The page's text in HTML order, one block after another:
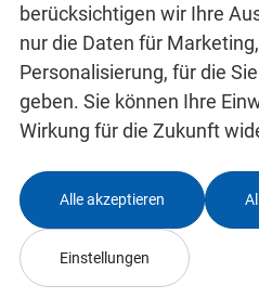
Wegfahrsperre
ISOFIX-System zur
Kindersitzen auf dem
äußeren Rücksitzen
Rückfahrkamera Rear
Klimaanlage Climatic
Reifendruckkontrolle
Abdeckung und
Lane Assist -
berücksichtigen wir Ihre
nur die Daten für
Personalisierung, für die
geben. Sie können Ihre
Wirkung für die Zukunft
Alle akzeptieren
Einstellungen